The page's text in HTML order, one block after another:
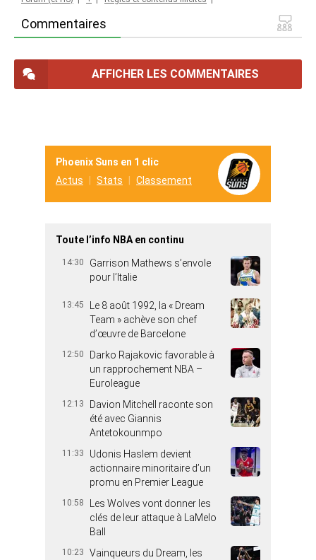
Commentaires
AFFICHER LES COMMENTAIRES
Phoenix Suns en 1 clic
Actus
Stats Classement
Toute l’info NBA en continu
14:30
Garrison Mathews s’envole
pour l’Italie
13:45
Le 8 août 1992, la « Dream
Team » achève son chef
d’œuvre de Barcelone
12:50
Darko Rajakovic favorable à
un rapprochement NBA –
Euroleague
12:13
Davion Mitchell raconte son
été avec Giannis
Antetokounmpo
11:33
Udonis Haslem devient
actionnaire minoritaire d’un
promu en Premier League
10:58
Les Wolves vont donner les
clés de leur attaque à LaMelo
Ball
10:23
Vainqueurs du Dream, les